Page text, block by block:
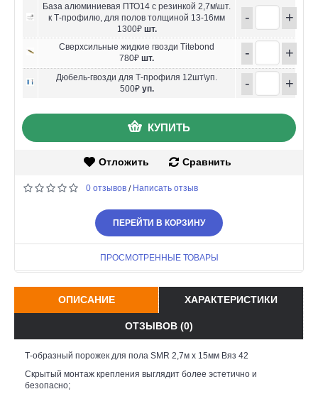
База алюминиевая ПТО14 с резинкой 2,7м\шт.
к Т-профилю, для полов толщиной 13-16мм
1300₽ шт.
- +
Сверхсильные жидкие гвозди Titebond
780₽ шт. - +
Дюбель-гвозди для Т-профиля 12шт\уп.
500₽ уп. - +
КУПИТЬ
Отложить Сравнить
0 отзывов / Написать отзыв
ПЕРЕЙТИ В КОРЗИНУ
ПРОСМОТРЕННЫЕ ТОВАРЫ
ОПИСАНИЕ ХАРАКТЕРИСТИКИ
ОТЗЫВОВ (0)
Т-образный порожек для пола SMR 2,7м х 15мм Вяз 42
Скрытый монтаж крепления выглядит более эстетично и
безопасно;